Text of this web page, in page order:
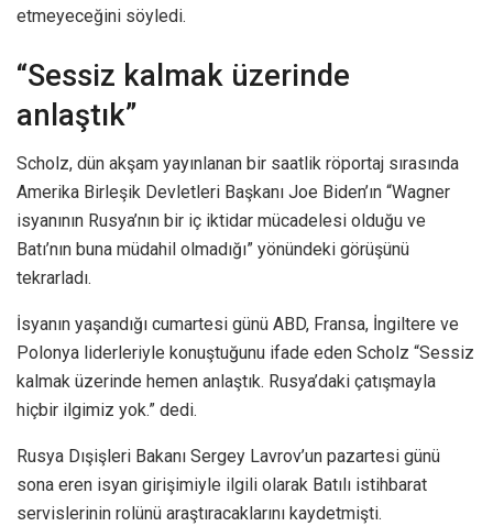
etmeyeceğini söyledi.
“Sessiz kalmak üzerinde
anlaştık”
Scholz, dün akşam yayınlanan bir saatlik röportaj sırasında
Amerika Birleşik Devletleri Başkanı Joe Biden’ın “Wagner
isyanının Rusya’nın bir iç iktidar mücadelesi olduğu ve
Batı’nın buna müdahil olmadığı” yönündeki görüşünü
tekrarladı.
İsyanın yaşandığı cumartesi günü ABD, Fransa, İngiltere ve
Polonya liderleriyle konuştuğunu ifade eden Scholz “Sessiz
kalmak üzerinde hemen anlaştık. Rusya’daki çatışmayla
hiçbir ilgimiz yok.” dedi.
Rusya Dışişleri Bakanı Sergey Lavrov’un pazartesi günü
sona eren isyan girişimiyle ilgili olarak Batılı istihbarat
servislerinin rolünü araştıracaklarını kaydetmişti.